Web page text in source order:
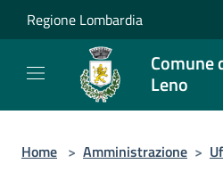
Salta al contenuto principale
Regione Lombardia
Comune
Leno
Home > Amministrazione >